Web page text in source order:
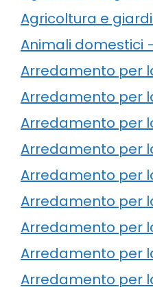
Agricoltura e
Animali domestici
Arredamento per
Arredamento per
Arredamento per
Arredamento per
Arredamento per
Arredamento per
Arredamento per
Arredamento per
Arredamento per